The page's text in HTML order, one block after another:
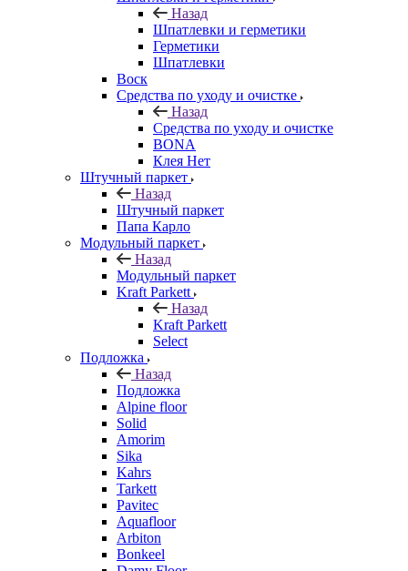
Назад
Шпатлевки и герметики
Герметики
Шпатлевки
Воск
Средства по уходу и очистке
Назад
Средства по уходу и очистке
BONA
Клея Нет
Штучный паркет
Назад
Штучный паркет
Папа Карло
Модульный паркет
Назад
Модульный паркет
Kraft Parkett
Назад
Kraft Parkett
Select
Подложка
Назад
Подложка
Alpine floor
Solid
Amorim
Sika
Kahrs
Tarkett
Pavitec
Aquafloor
Arbiton
Bonkeel